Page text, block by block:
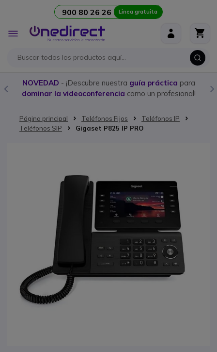
900 80 26 26 Linea gratuita
Toggle
Nav
NOVEDAD - ¡Descubre nuestra guía práctica para
dominar la videoconferencia como un profesional!
Página principal Teléfonos Fijos
Teléfonos IP
Teléfonos SIP
Gigaset P825 IP PRO